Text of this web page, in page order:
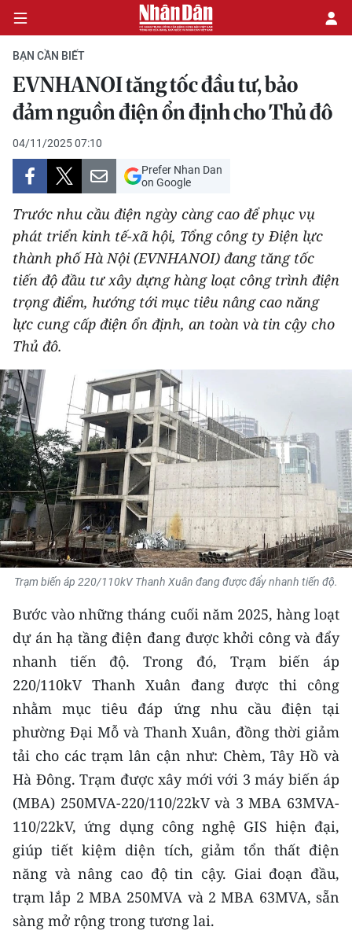
CHÍNH TRỊ
KINH TẾ
VĂN HÓA
XÃ HỘI
PHÁP LUẬT
DU LỊCH
THẾ GIỚI
THỂ THAO
GIÁO DỤC
Y TẾ
KHOA HỌC - CÔNG NGHỆ
MÔI TRƯỜNG
BẠN ĐỌC
TRI THỨC CHUYÊN SÂU
54 DÂN TỘC VIỆT NAM
CHƯƠNG TRÌNH OCOP - MỖI XÃ
MỘT SẢN PHẨM
RADIO
MEDIA CENTER
E-Magazine
Video
Media Chính trị
BẠN CẦN BIẾT
EVNHANOI tăng tốc đầu tư, bảo
đảm nguồn điện ổn định cho Thủ đô
04/11/2025 07:10
Prefer Nhan Dan
on Google
Trước nhu cầu điện ngày càng cao để phục vụ
phát triển kinh tế-xã hội, Tổng công ty Điện lực
thành phố Hà Nội (EVNHANOI) đang tăng tốc
tiến độ đầu tư xây dựng hàng loạt công trình điện
trọng điểm, hướng tới mục tiêu nâng cao năng
lực cung cấp điện ổn định, an toàn và tin cậy cho
Thủ đô.
Trạm biến áp 220/110kV Thanh Xuân đang được đẩy nhanh tiến độ.
Bước vào những tháng cuối năm 2025, hàng loạt
dự án hạ tầng điện đang được khởi công và đẩy
nhanh tiến độ. Trong đó, Trạm biến áp
220/110kV Thanh Xuân đang được thi công
nhằm mục tiêu đáp ứng nhu cầu điện tại
phường Đại Mỗ và Thanh Xuân, đồng thời giảm
tải cho các trạm lân cận như: Chèm, Tây Hồ và
Hà Đông. Trạm được xây mới với 3 máy biến áp
(MBA) 250MVA-220/110/22kV và 3 MBA 63MVA-
110/22kV, ứng dụng công nghệ GIS hiện đại,
giúp tiết kiệm diện tích, giảm tổn thất điện
năng và nâng cao độ tin cậy. Giai đoạn đầu,
trạm lắp 2 MBA 250MVA và 2 MBA 63MVA, sẵn
sàng mở rộng trong tương lai.